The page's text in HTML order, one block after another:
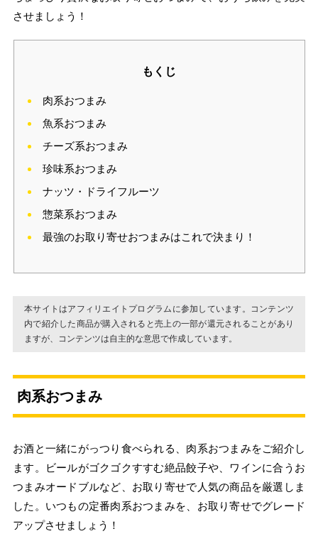
させましょう！
もくじ
肉系おつまみ
魚系おつまみ
チーズ系おつまみ
珍味系おつまみ
ナッツ・ドライフルーツ
惣菜系おつまみ
最強のお取り寄せおつまみはこれで決まり！
本サイトはアフィリエイトプログラムに参加しています。コンテンツ
内で紹介した商品が購入されると売上の一部が還元されることがあり
ますが、コンテンツは自主的な意思で作成しています。
肉系おつまみ
お酒と一緒にがっつり食べられる、肉系おつまみをご紹介し
ます。ビールがゴクゴクすすむ絶品餃子や、ワインに合うお
つまみオードブルなど、お取り寄せで人気の商品を厳選しま
した。いつもの定番肉系おつまみを、お取り寄せでグレード
アップさせましょう！